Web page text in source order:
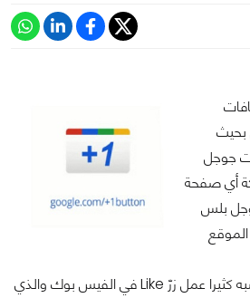
بحيث
جوجل
أي صفحة
بلس
وقد تأتي هذه الإضافة لتشبه كثيرا عمل زرّ Like في الفيس بوك والذي